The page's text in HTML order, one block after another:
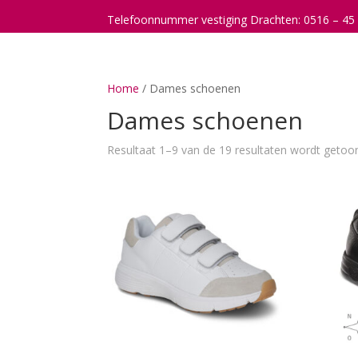
Telefoonnummer vestiging Drachten: 0516 – 45
Home / Dames schoenen
Dames schoenen
Resultaat 1–9 van de 19 resultaten wordt